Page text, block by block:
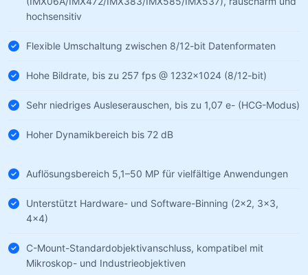
hochsensitiv
Flexible Umschaltung zwischen 8/12-bit Datenformaten
Hohe Bildrate, bis zu 257 fps @ 1232×1024 (8/12-bit)
Sehr niedriges Ausleserauschen, bis zu 1,07 e- (HCG-Modus)
Hoher Dynamikbereich bis 72 dB
Auflösungsbereich 5,1–50 MP für vielfältige Anwendungen
Unterstützt Hardware- und Software-Binning (2×2, 3×3,
4×4)
C-Mount-Standardobjektivanschluss, kompatibel mit
Mikroskop- und Industrieobjektiven